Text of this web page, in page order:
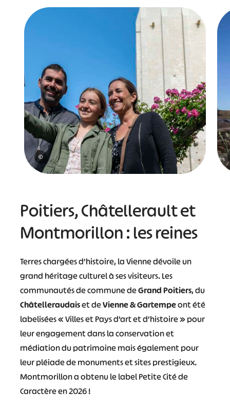
©
Poitiers, Châtellerault et
Montmorillon : les reines
Terres chargées d’histoire, la Vienne dévoile un
grand héritage culturel à ses visiteurs. Les
communautés de commune deGrand Poitiers, du
Châtelleraudaiset deVienne & Gartempeont été
labelisées « Villes et Pays d’art et d’histoire » pour
leur engagement dans la conservation et
médiation du patrimoine mais également pour
leur pléiade de monuments et sites prestigieux.
Montmorillon a obtenu le label Petite Cité de
Caractère en 2026 !
# #
#